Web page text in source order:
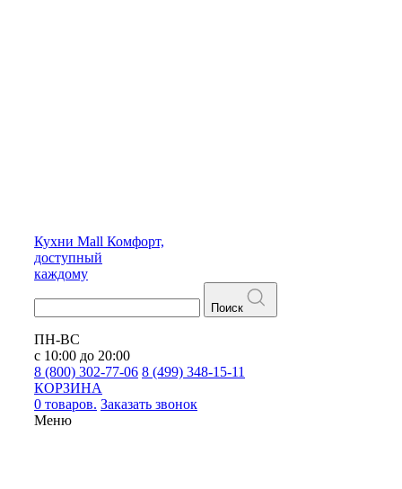
Кухни Mall Комфорт,
доступный
каждому
Поиск
ПН-ВС
с 10:00 до 20:00
8 (800) 302-77-06 8 (499) 348-15-11
КОРЗИНА
0 товаров. Заказать звонок
Меню